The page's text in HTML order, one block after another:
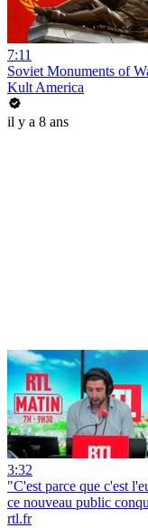
7:11
Soviet Monuments of
Kult America
il y a 8 ans
3:32
"C'est parce que c'est
ce nouveau public
rtl.fr